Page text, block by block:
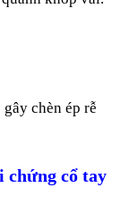
chèn ép rễ
chứng cổ tay